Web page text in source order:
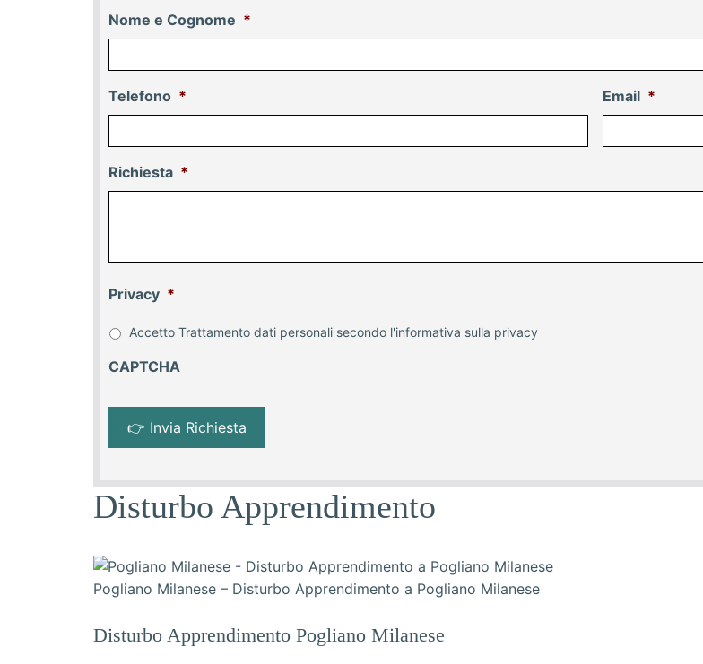
Nome e Cognome *
Telefono * Email *
Richiesta *
Privacy *
Accetto Trattamento dati personali secondo l'informativa sulla privacy
CAPTCHA
Disturbo Apprendimento
Pogliano Milanese – Disturbo Apprendimento a Pogliano Milanese
Disturbo Apprendimento Pogliano Milanese